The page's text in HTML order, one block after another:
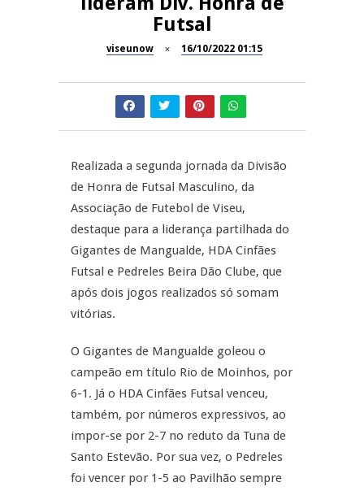
Festas do Concelho de Penalva
Amador de Abrunhosa-a-Velha
Now Opinião – Manuela
Antunes: Problemas nos
SÃO PEDRO DO SUL
Tradidanças em São Pedro do
Sul
A Juiz Esclarece – Medidas a
executar no meio natural de
vida (II)
Futsal
viseunow 16/10/2022 01:15
Realizada a segunda jornada da Divisão
de Honra de Futsal Masculino, da
Associação de Futebol de Viseu,
destaque para a liderança partilhada do
Gigantes de Mangualde, HDA Cinfães
Futsal e Pedreles Beira Dão Clube, que
após dois jogos realizados só somam
vitórias.
O Gigantes de Mangualde goleou o
campeão em título Rio de Moinhos, por
6-1. Já o HDA Cinfães Futsal venceu,
também, por números expressivos, ao
impor-se por 2-7 no reduto da Tuna de
Santo Estevão. Por sua vez, o Pedreles
foi vencer por 1-5 ao Pavilhão sempre